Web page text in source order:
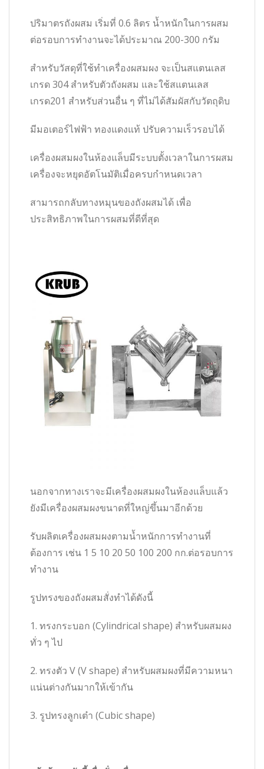
ปริมาตรถังผสม เริ่มที่ 0.6 ลิตร น้ำหนักในการผสม
ต่อรอบการทำงานจะได้ประมาณ 200-300 กรัม
สำหรับวัสดุที่ใช้ทำเครื่องผสมผง จะเป็นสแตนเลส
เกรด 304 สำหรับตัวถังผสม และใช้สแตนเลส
เกรด201 สำหรับส่วนอื่น ๆ ที่ไม่ได้สัมผัสกับวัตถุดิบ
มีมอเตอร์ไฟฟ้า ทองแดงแท้ ปรับความเร็วรอบได้
เครื่องผสมผงในห้องแล็บมีระบบตั้งเวลาในการผสม
เครื่องจะหยุดอัตโนมัติเมื่อครบกำหนดเวลา
สามารถกลับทางหมุนของถังผสมได้ เพื่อ
ประสิทธิภาพในการผสมที่ดีที่สุด
นอกจากทางเราจะมีเครื่องผสมผงในห้องแล็บแล้ว
ยังมีเครื่องผสมผงขนาดที่ใหญ่ขึ้นมาอีกด้วย
รับผลิตเครื่องผสมผงตามน้ำหนักการทำงานที่
ต้องการ เช่น 1 5 10 20 50 100 200 กก.ต่อรอบการ
ทำงาน
รูปทรงของถังผสมสั่งทำได้ดังนี้
1. ทรงกระบอก (Cylindrical shape) สำหรับผสมผง
ทั่ว ๆ ไป
2. ทรงตัว V (V shape) สำหรับผสมผงที่มีความหนา
แน่นต่างกันมากให้เข้ากัน
3. รูปทรงลูกเต๋า (Cubic shape)